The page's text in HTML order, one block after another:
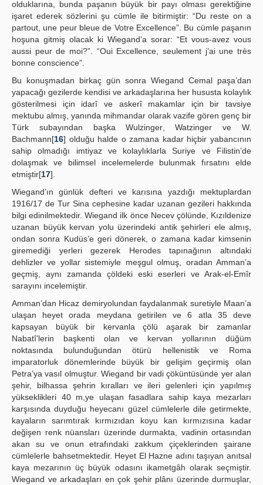
olduklarına, bunda paşanın büyük bir payı olması gerektiğine
işaret ederek sözlerini şu cümle ile bitirmiştir: “Du reste on a
partout, une peur bleue de Votre Excellence”. Bu cümle paşanın
hoşuna gitmiş olacak ki Wiegand’a sorar: “Et vous-avez vous
aussi peur de moi?”. “Oui Excellence, seulement j’ai une très
bonne conscience”.
Bu konuşmadan birkaç gün sonra Wiegand Cemal paşa’dan
yapacağı gezilerde kendisi ve arkadaşlarına her hususta kolaylık
gösterilmesi için idarî ve askerî makamlar için bir tavsiye
mektubu almış, yanında mihmandar olarak vazife gören genç bir
Türk subayından başka Wulzinger, Watzinger ve W.
Bachmann[16] olduğu halde o zamana kadar hiçbir yabancının
sahip olmadığı imtiyaz ve kolaylıklarla Suriye ve Filistin’de
dolaşmak ve bilimsel incelemelerde bulunmak fırsatını elde
etmiştir[17].
Wiegand’ın günlük defteri ve karısına yazdığı mektuplardan
1916/17 de Tur Sina cephesine kadar uzanan gezileri hakkında
bilgi edinilmektedir. Wiegand ilk önce Necev çölünde, Kızıldenize
uzanan büyük kervan yolu üzerindeki antik şehirleri ele almış,
ondan sonra Kudüs’e geri dönerek, o zamana kadar kimsenin
giremediği yerleri gezerek Herodes tapınağının altındaki
dehlizler ve yollar sistemiyle meşgul olmuş, oradan Amman’a
geçmiş, aynı zamanda çöldeki eski eserleri ve Arak-el-Emîr
sarayını incelemiştir.
Amman’dan Hicaz demiryolundan faydalanmak suretiyle Maan’a
ulaşan heyet orada meydana getirilen ve 6 atla 35 deve
kapsayan büyük bir kervanla çölü aşarak bir zamanlar
Nabatî’lerin başkenti olan ve kervan yollarının düğüm
noktasında bulunduğundan ötürü hellenistik ve Roma
imparatorluk dönemlerinde büyük bir gelişim geçirmiş olan
Petra’ya vasıl olmuştur. Wiegand bir vadi çöküntüsünde yer alan
şehir, bilhassa şehrin kıralları ve ileri gelenleri için yapılmış
yükseklikleri 40 m,ye ulaşan fasadlara sahip kaya mezarları
karşısında duyduğu heyecanı güzel cümlelerle dile getirmekte,
kayaların sarımtırak kırmızıdan koyu kan kırmızısına kadar
değişen renk nüansları üzerinde durmakta, vadinin ortasından
akan su ve onun etrafındaki zakkum çiçeklerinden şairane
cümlelerle bahsetmektedir. Heyet El Hazne adını taşıyan anıtsal
kaya mezarının üç büyük odasını ikametgâh olarak seçmiştir.
Wiegand ve arkadaşları en çok şehir plânı üzerinde durmuşlar,